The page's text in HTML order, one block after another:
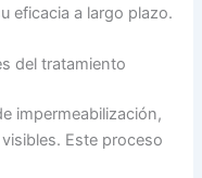
eficacia a largo plazo.
del tratamiento
impermeabilización,
Este proceso